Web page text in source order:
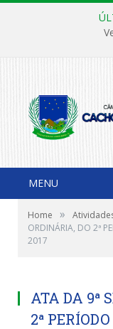
MENU
Home »
ORDINÁRIA, DO 2ª
2017
ATA DA 9ª
2ª